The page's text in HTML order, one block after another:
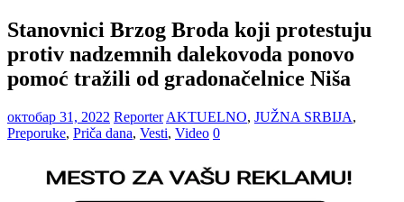
Stanovnici Brzog Broda koji protestuju
protiv nadzemnih dalekovoda ponovo
pomoć tražili od gradonačelnice Niša
октобар 31, 2022 Reporter AKTUELNO, JUŽNA SRBIJA,
Preporuke, Priča dana, Vesti, Video 0